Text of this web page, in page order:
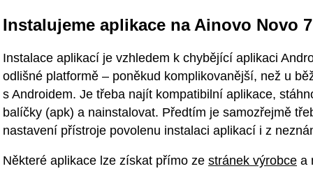
Instalujeme aplikace na Ainovo Novo 7
Instalace aplikací je vzhledem k chybějící aplikaci
odlišné platformě – poněkud komplikovanější, než u
s Androidem. Je třeba najít kompatibilní aplikace,
balíčky (apk) a nainstalovat. Předtím je samozřejmě
nastavení přístroje povolenu instalaci aplikací i z
Některé aplikace lze získat přímo ze stránek výrobce a